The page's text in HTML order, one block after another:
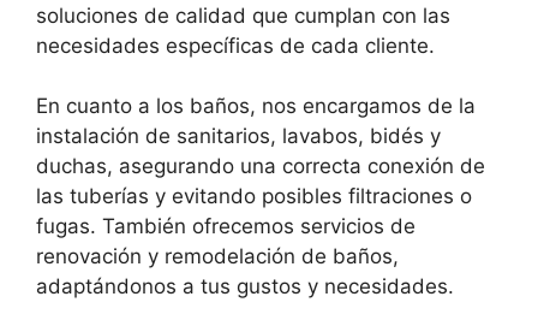
soluciones de calidad que cumplan con las
necesidades específicas de cada cliente.
En cuanto a los baños, nos encargamos de la
instalación de sanitarios, lavabos, bidés y
duchas, asegurando una correcta conexión de
las tuberías y evitando posibles filtraciones o
fugas. También ofrecemos servicios de
renovación y remodelación de baños,
adaptándonos a tus gustos y necesidades.